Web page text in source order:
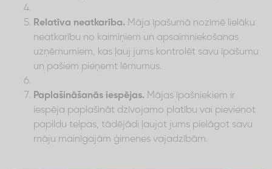
Relatīva neatkarība. Māja īpašumā nozīmē lielāku
neatkarību no kaimiņiem un apsaimniekošanas
uzņēmumiem, kas ļauj jums kontrolēt savu īpašumu
un pašiem pieņemt lēmumus.
Paplašināšanās iespējas. Mājas īpašniekiem ir
iespēja paplašināt dzīvojamo platību vai pievienot
papildu telpas, tādējādi ļaujot jums pielāgot savu
māju mainīgajām ģimenes vajadzībām.